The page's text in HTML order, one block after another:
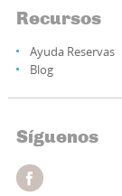
Recursos
Ayuda Reservas
Blog
Síguenos